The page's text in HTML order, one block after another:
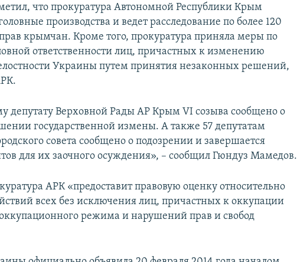
что прокуратура Автономной Республики Крым
производства и ведет расследование по более 120
крымчан. Кроме того, прокуратура приняла меры по
ответственности лиц, причастных к изменению
Украины путем принятия незаконных решений,
депутату Верховной Рады АР Крым VI созыва сообщено о
государственной измены. А также 57 депутатам
совета сообщено о подозрении и завершается
для их заочного осуждения», – сообщил Гюндуз Мамедов.
АРК «предоставит правовую оценку относительно
всех без исключения лиц, причастных к оккупации
режима и нарушений прав и свобод